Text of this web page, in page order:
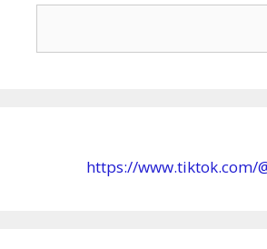
https://www.tiktok.com/